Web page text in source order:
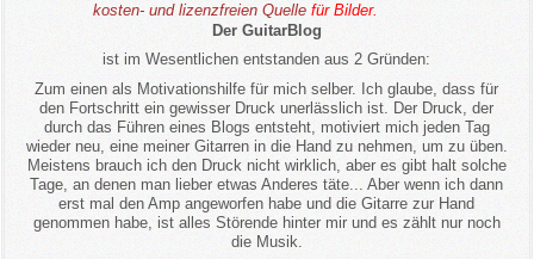
kosten- und lizenzfreien Quelle für Bilder.
Der GuitarBlog
ist im Wesentlichen entstanden aus 2 Gründen:
Zum einen als Motivationshilfe für mich selber. Ich glaube, dass für
den Fortschritt ein gewisser Druck unerlässlich ist. Der Druck, der
durch das Führen eines Blogs entsteht, motiviert mich jeden Tag
wieder neu, eine meiner Gitarren in die Hand zu nehmen, um zu üben.
Meistens brauch ich den Druck nicht wirklich, aber es gibt halt solche
Tage, an denen man lieber etwas Anderes täte... Aber wenn ich dann
erst mal den Amp angeworfen habe und die Gitarre zur Hand
genommen habe, ist alles Störende hinter mir und es zählt nur noch
die Musik.